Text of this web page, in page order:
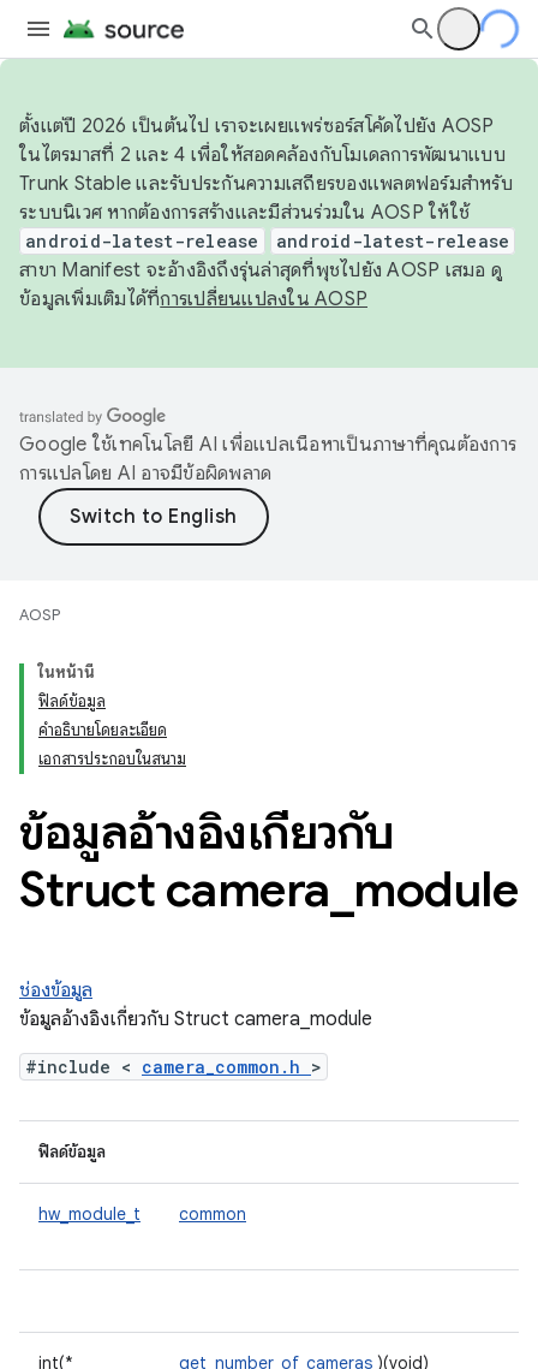
ตั้งแต่ปี 2026 เป็นต้นไป เราจะเผยแพร่ซอร์สโค้ดไปยัง AOSP
ในไตรมาสที่ 2 และ 4 เพื่อให้สอดคล้องกับโมเดลการพัฒนาแบบ
Trunk Stable และรับประกันความเสถียรของแพลตฟอร์มสำหรับ
ระบบนิเวศ หากต้องการสร้างและมีส่วนร่วมใน AOSP ให้ใช้
android-latest-release android-latest-release
สาขา Manifest จะอ้างอิงถึงรุ่นล่าสุดที่พุชไปยัง AOSP เสมอ ดู
ข้อมูลเพิ่มเติมได้ที่การเปลี่ยนแปลงใน AOSP
Google ใช้เทคโนโลยี AI เพื่อแปลเนื้อหาเป็นภาษาที่คุณต้องการ
การแปลโดย AI อาจมีข้อผิดพลาด
AOSP
ในหน้านี้
ฟิลด์ข้อมูล
คำอธิบายโดยละเอียด
เอกสารประกอบในสนาม
ข้อมูลอ้างอิงเกี่ยวกับ
Struct camera module
ช่องข้อมูล
ข้อมูลอ้างอิงเกี่ยวกับ Struct camera_module
#include < camera_common.h >
ฟิลด์ข้อมูล
hw_module_t common
int(* get_number_of_cameras )(void)